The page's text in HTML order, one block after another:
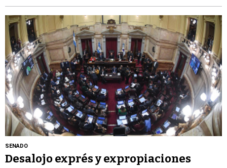
SENADO
Desalojo exprés y expropiaciones